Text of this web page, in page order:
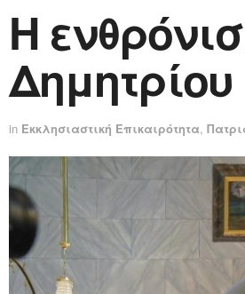
Η
Δημητρίου
in Εκκλησιαστική Επικαιρότητα,